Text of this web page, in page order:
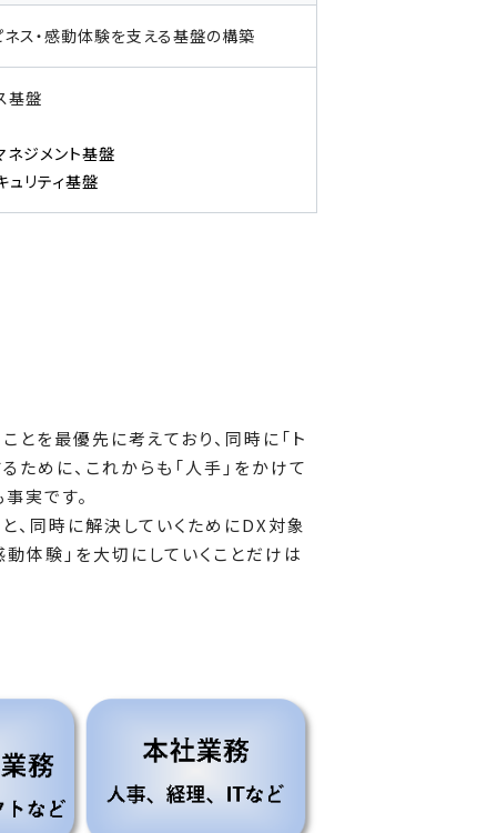
ス・感動体験を支える基盤の構築
基盤
ネジメント基盤
ュリティ基盤
とを最優先に考えており、同時に「ト
ために、これからも「人手」をかけて
実です。
、同時に解決していくためにDX対象
体験」を大切にしていくことだけは